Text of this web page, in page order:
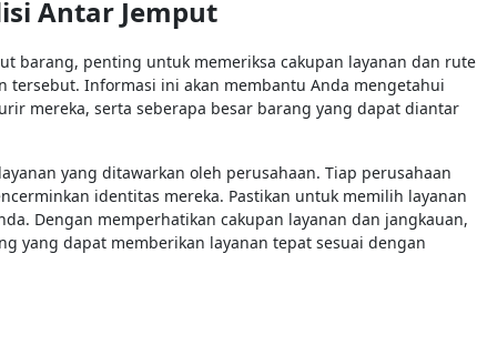
Antar Jemput
barang, penting untuk memeriksa cakupan layanan dan rute
tersebut. Informasi ini akan membantu Anda mengetahui
mereka, serta seberapa besar barang yang dapat diantar
yang ditawarkan oleh perusahaan. Tiap perusahaan
identitas mereka. Pastikan untuk memilih layanan
Dengan memperhatikan cakupan layanan dan jangkauan,
yang dapat memberikan layanan tepat sesuai dengan